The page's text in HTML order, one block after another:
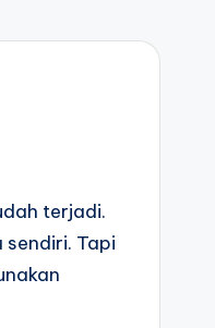
terjadi.
Tapi